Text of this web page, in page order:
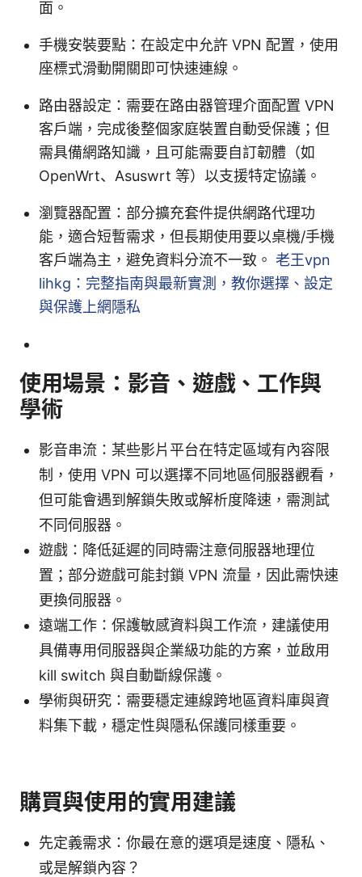
面。
手機安裝要點：在設定中允許 VPN 配置，使用
座標式滑動開關即可快速連線。
路由器設定：需要在路由器管理介面配置 VPN
客戶端，完成後整個家庭裝置自動受保護；但
需具備網路知識，且可能需要自訂韌體（如
OpenWrt、Asuswrt 等）以支援特定協議。
瀏覽器配置：部分擴充套件提供網路代理功
能，適合短暫需求，但長期使用要以桌機/手機
客戶端為主，避免資料分流不一致。 老王vpn
lihkg：完整指南與最新實測，教你選擇、設定
與保護上網隱私
使用場景：影音、遊戲、工作與
學術
影音串流：某些影片平台在特定區域有內容限
制，使用 VPN 可以選擇不同地區伺服器觀看，
但可能會遇到解鎖失敗或解析度降速，需測試
不同伺服器。
遊戲：降低延遲的同時需注意伺服器地理位
置；部分遊戲可能封鎖 VPN 流量，因此需快速
更換伺服器。
遠端工作：保護敏感資料與工作流，建議使用
具備專用伺服器與企業級功能的方案，並啟用
kill switch 與自動斷線保護。
學術與研究：需要穩定連線跨地區資料庫與資
料集下載，穩定性與隱私保護同樣重要。
購買與使用的實用建議
先定義需求：你最在意的選項是速度、隱私、
或是解鎖內容？